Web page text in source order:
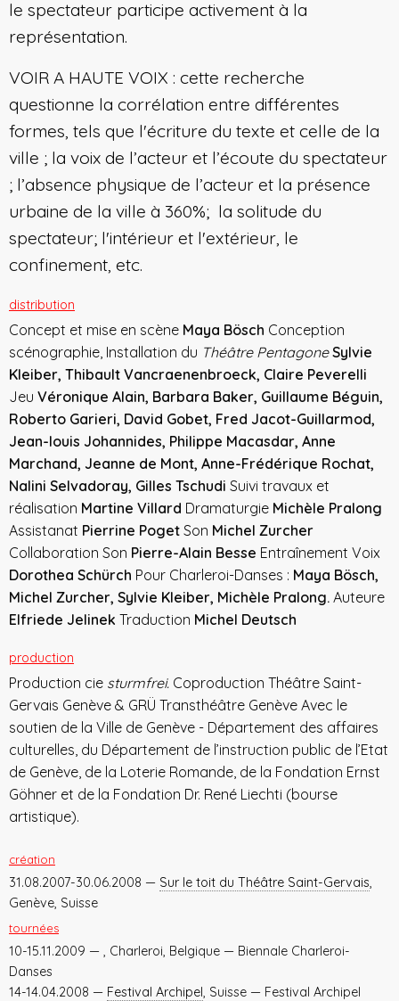
création
31.08.2007-30.06.2008 — Sur le toit du Théâtre Saint-Gervais
Genève, Suisse
tournées
10-15.11.2009 —
, Charleroi, Belgique — Biennale Charleroi-
Danses
14-14.04.2008 — Festival Archipel , Suisse — Festival Archipel
le spectateur participe activement à la
représentation.
VOIR A HAUTE VOIX : cette recherche
questionne la corrélation entre différentes
formes, tels que l'écriture du texte et celle de la
ville ; la voix de l’acteur et l’écoute du spectateur
; l’absence physique de l’acteur et la présence
urbaine de la ville à 360%; la solitude du
spectateur; l'intérieur et l'extérieur, le
confinement, etc.
distribution
Concept et mise en scène Maya Bösch Conception
scénographie, Installation du Théâtre Pentagone Sylvie
Kleiber, Thibault Vancraenenbroeck, Claire Peverelli
Jeu Véronique Alain, Barbara Baker, Guillaume Béguin,
Roberto Garieri, David Gobet, Fred Jacot-Guillarmod,
Jean-louis Johannides, Philippe Macasdar, Anne
Marchand, Jeanne de Mont, Anne-Frédérique Rochat,
Nalini Selvadoray, Gilles Tschudi Suivi travaux et
réalisation Martine Villard Dramaturgie Michèle Pralong
Assistanat Pierrine Poget Son Michel Zurcher
Collaboration Son Pierre-Alain Besse Entraînement Voix
Dorothea Schürch Pour Charleroi-Danses : Maya Bösch,
Michel Zurcher, Sylvie Kleiber, Michèle Pralong. Auteure
Elfriede Jelinek Traduction Michel Deutsch
production
Production cie sturmfrei. Coproduction Théâtre Saint-
Gervais Genève & GRÜ Transthéâtre Genève Avec le
soutien de la Ville de Genève - Département des affaires
culturelles, du Département de l’instruction public de l’Etat
de Genève, de la Loterie Romande, de la Fondation Ernst
Göhner et de la Fondation Dr. René Liechti (bourse
artistique).